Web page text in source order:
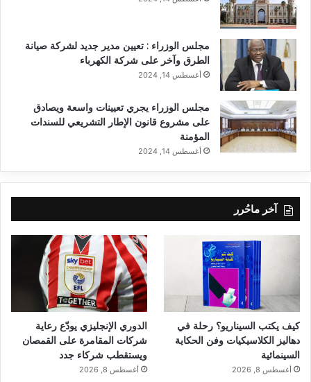
مجلس الوزراء : تعيين مدير جديد لشركة صيانة
الطرق وآخر على شركة الكهرباء
أغسطس 14, 2024
مجلس الوزراء يجري تعيينات واسعة ويصادق
على مشروع قانون الإطار التشريعي للسندات
المؤمنة
أغسطس 14, 2024
آخر ماحُرر
كيف يكتب السيناريو؟ رحلة في
دهاليز الكلاسيكيات وفن الحكاية
السينمائية
أغسطس 8, 2026
الدوري الإنجليزي يودّع رعاية
شركات المقامرة على القمصان
ويستقطب شركاء جدد
أغسطس 8, 2026